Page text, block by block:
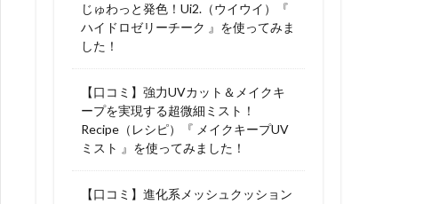
じゅわっと発色！Ui2.（ウイウイ）『
ハイドロゼリーチーク 』を使ってみま
した！
【口コミ】強力UVカット＆メイクキ
ープを実現する超微細ミスト！
Recipe（レシピ）『 メイクキープUV
ミスト 』を使ってみました！
【口コミ】進化系メッシュクッション